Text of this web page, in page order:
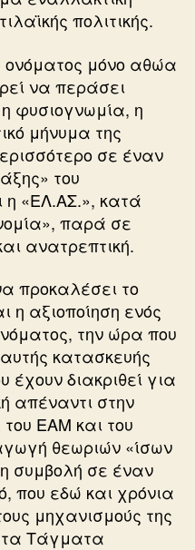
πολιτικής.
ονόματος μόνο αθώα
να περάσει
φυσιογνωμία, η
μήνυμα της
σε έναν
του
η «ΕΛ.ΑΣ.», κατά
παρά σε
ανατρεπτική.
προκαλέσει το
η αξιοποίηση ενός
την ώρα που
κατασκευής
διακριθεί για
απέναντι στην
ΕΑΜ και του
θεωριών «ίσων
συμβολή σε έναν
που εδώ και χρόνια
μηχανισμούς της
τα Τάγματα